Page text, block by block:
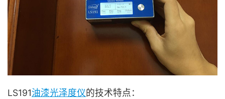
LS191油漆光泽度仪的技术特点：